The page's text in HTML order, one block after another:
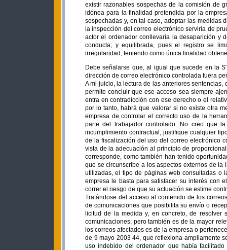
existir razonables sospechas de la comisión de
idónea para la finalidad pretendida por la
sospechadas y, en tal caso, adoptar las medidas
la inspección del correo electrónico serviría de
actor el ordenador conllevaría la desaparición y
conducta; y equilibrada, pues el registro se
irregularidad, teniendo como única finalidad
Debe señalarse que, al igual que sucede en la
dirección de correo electrónico controlada fuera
A mi juicio, la lectura de las anteriores
permite concluir que ese acceso sea siempre
entra en contradicción con ese derecho o el
por lo tanto, habrá que valorar si no existe otra
empresa de controlar el correcto uso de la
parte del trabajador controlado. No creo que
incumplimiento contractual, justifique cualquier
de la fiscalización del uso del correo electrónico
vista de la adecuación al principio de
corresponde, como también han tenido
que se circunscribe a los aspectos externos de
utilizadas, el tipo de páginas web consultadas
empresa le basta para satisfacer su interés con
correr el riesgo de que su actuación se estime
Tratándose del acceso al contenido de los
de comunicaciones que posibilita su envío o
licitud de la medida y, en concreto, de
comunicaciones; pero también es de la mayor
los correos afectados es de la empresa o
de 9 mayo 2003 44, que reflexiona ampliamente
uso indebido del ordenador que había